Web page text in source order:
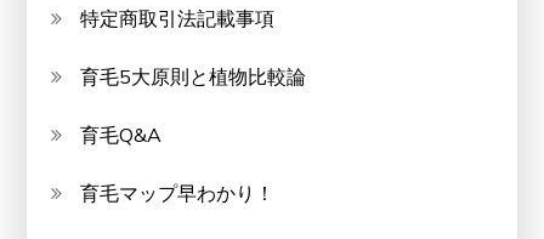
特定商取引法記載事項
育毛5大原則と植物比較論
育毛Q&A
育毛マップ早わかり！